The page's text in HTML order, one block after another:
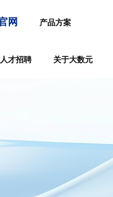
网 产品方案
人才招聘 关于大数元